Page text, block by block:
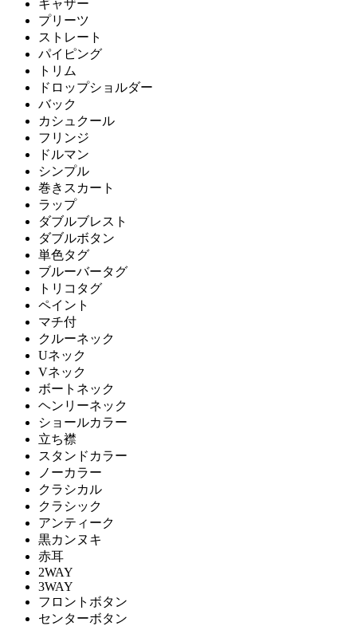
ギャザー
プリーツ
ストレート
パイピング
トリム
ドロップショルダー
バック
カシュクール
フリンジ
ドルマン
シンプル
巻きスカート
ラップ
ダブルブレスト
ダブルボタン
単色タグ
ブルーバータグ
トリコタグ
ペイント
マチ付
クルーネック
Uネック
Vネック
ボートネック
ヘンリーネック
ショールカラー
立ち襟
スタンドカラー
ノーカラー
クラシカル
クラシック
アンティーク
黒カンヌキ
赤耳
2WAY
3WAY
フロントボタン
センターボタン